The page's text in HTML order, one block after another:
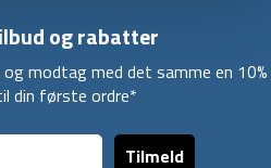
og rabatter
modtag med det samme en 10%
din første ordre*
Tilmeld